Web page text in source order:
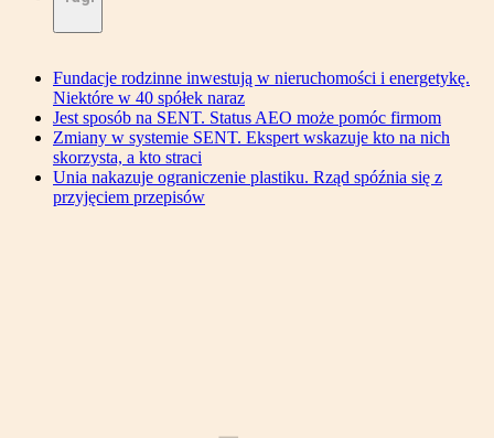
Fundacje rodzinne inwestują w nieruchomości i energetykę.
Niektóre w 40 spółek naraz
Jest sposób na SENT. Status AEO może pomóc firmom
Zmiany w systemie SENT. Ekspert wskazuje kto na nich
skorzysta, a kto straci
Unia nakazuje ograniczenie plastiku. Rząd spóźnia się z
przyjęciem przepisów